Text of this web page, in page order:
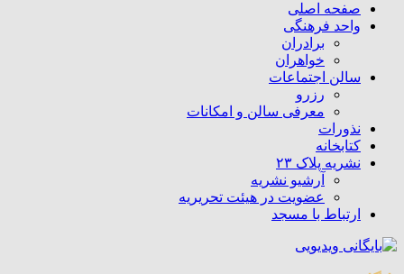
صفحه اصلی
واحد فرهنگی
برادران
خواهران
سالن اجتماعات
رزرو
معرفی سالن و امکانات
نذورات
کتابخانه
نشریه پلاک ۲۳
آرشیو نشریه
عضویت در هیئت تحریریه
ارتباط با مسجد